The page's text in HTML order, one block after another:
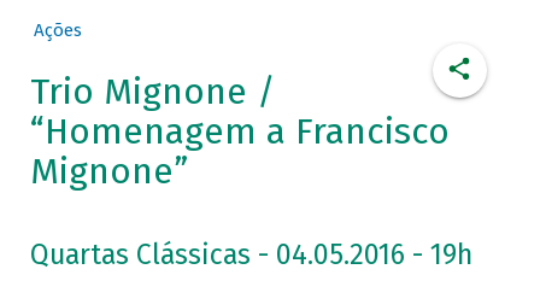
Ações
Trio Mignone /
“Homenagem a Francisco
Mignone”
Quartas Clássicas - 04.05.2016 - 19h